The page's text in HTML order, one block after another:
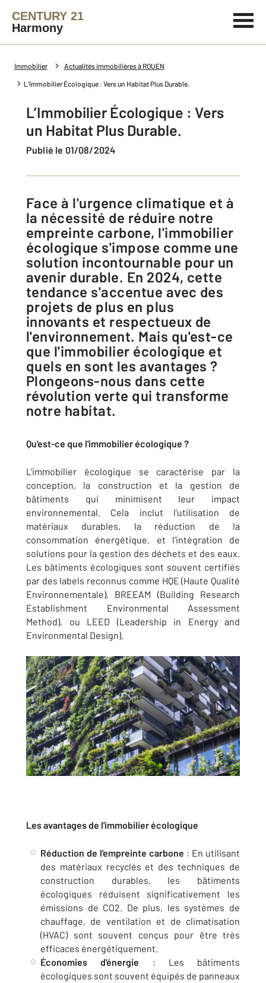
CENTURY 21
Harmony
Immobilier Actualités immobilières à ROUEN
L’Immobilier Écologique : Vers un Habitat Plus Durable.
L’Immobilier Écologique : Vers
un Habitat Plus Durable.
Publié le 01/08/2024
Face à l'urgence climatique et à
la nécessité de réduire notre
empreinte carbone, l'immobilier
écologique s'impose comme une
solution incontournable pour un
avenir durable. En 2024, cette
tendance s'accentue avec des
projets de plus en plus
innovants et respectueux de
l'environnement. Mais qu'est-ce
que l'immobilier écologique et
quels en sont les avantages ?
Plongeons-nous dans cette
révolution verte qui transforme
notre habitat.
Qu'est-ce que l'immobilier écologique ?
L'immobilier écologique se caractérise par la
conception, la construction et la gestion de
bâtiments qui minimisent leur impact
environnemental. Cela inclut l'utilisation de
matériaux durables, la réduction de la
consommation énergétique, et l'intégration de
solutions pour la gestion des déchets et des eaux.
Les bâtiments écologiques sont souvent certifiés
par des labels reconnus comme HQE (Haute Qualité
Environnementale), BREEAM (Building Research
Establishment Environmental Assessment
Method), ou LEED (Leadership in Energy and
Environmental Design).
Les avantages de l'immobilier écologique
Réduction de l'empreinte carbone : En utilisant
des matériaux recyclés et des techniques de
construction durables, les bâtiments
écologiques réduisent significativement les
émissions de CO2. De plus, les systèmes de
chauffage, de ventilation et de climatisation
(HVAC) sont souvent conçus pour être très
efficaces énergétiquement.
Économies d'énergie : Les bâtiments
écologiques sont souvent équipés de panneaux